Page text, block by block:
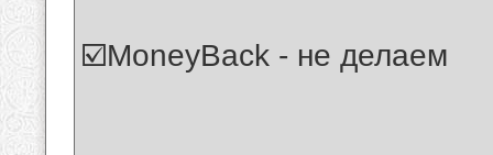
☑️MoneyBack - не делаем